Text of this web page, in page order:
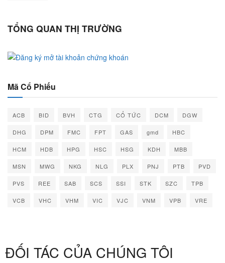
TỔNG QUAN THỊ TRƯỜNG
Mã Cổ Phiếu
ACB BID BVH CTG CỔ TỨC DCM DGW
DHG DPM FMC FPT GAS gmd HBC
HCM HDB HPG HSC HSG KDH MBB
MSN MWG NKG NLG PLX PNJ PTB PVD
PVS REE SAB SCS SSI STK SZC TPB
VCB VHC VHM VIC VJC VNM VPB VRE
ĐỐI TÁC CỦA CHÚNG TÔI